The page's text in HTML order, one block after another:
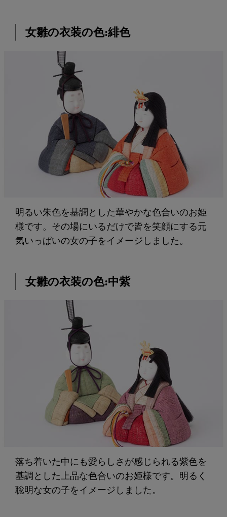
女雛の衣装の色:緋色
明るい朱色を基調とした華やかな色合いのお姫
様です。その場にいるだけで皆を笑顔にする元
気いっぱいの女の子をイメージしました。
女雛の衣装の色:中紫
落ち着いた中にも愛らしさが感じられる紫色を
基調とした上品な色合いのお姫様です。明るく
聡明な女の子をイメージしました。